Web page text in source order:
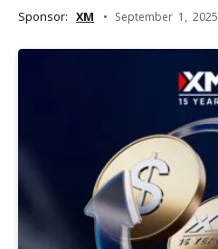
Sponsor: XM September 1, 2025